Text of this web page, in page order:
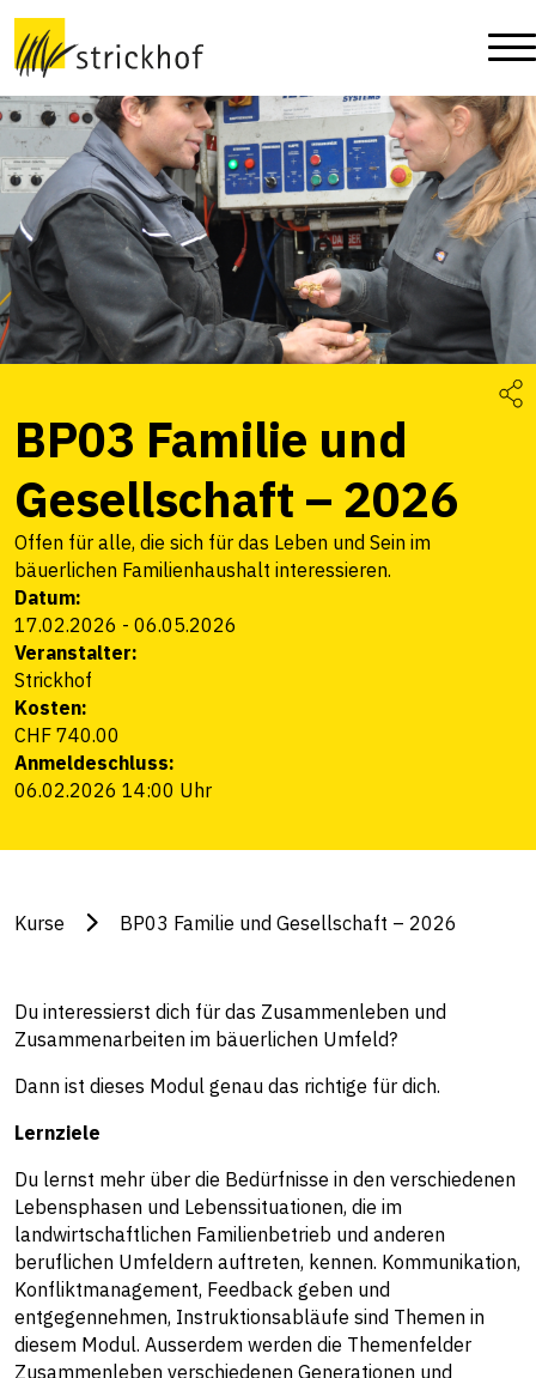
BP03 Familie und
Gesellschaft – 2026
Offen für alle, die sich für das Leben und Sein im
bäuerlichen Familienhaushalt interessieren.
Datum:
17.02.2026 - 06.05.2026
Veranstalter:
Strickhof
Kosten:
CHF 740.00
Anmeldeschluss:
06.02.2026 14:00 Uhr
Kurse BP03 Familie und Gesellschaft – 2026
Du interessierst dich für das Zusammenleben und
Zusammenarbeiten im bäuerlichen Umfeld?
Dann ist dieses Modul genau das richtige für dich.
Lernziele
Du lernst mehr über die Bedürfnisse in den verschiedenen
Lebensphasen und Lebenssituationen, die im
landwirtschaftlichen Familienbetrieb und anderen
beruflichen Umfeldern auftreten, kennen. Kommunikation,
Konfliktmanagement, Feedback geben und
entgegennehmen, Instruktionsabläufe sind Themen in
diesem Modul. Ausserdem werden die Themenfelder
Zusammenleben verschiedenen Generationen und